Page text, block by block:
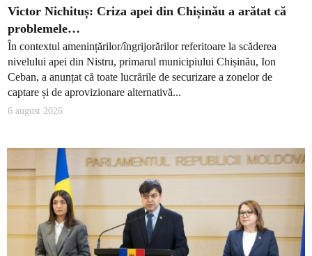
Victor Nichituș: Criza apei din Chișinău a arătat că
problemele…
În contextul amenințărilor/îngrijorărilor referitoare la scăderea
nivelului apei din Nistru, primarul municipiului Chișinău, Ion
Ceban, a anunțat că toate lucrările de securizare a zonelor de
captare și de aprovizionare alternativă...
6 august 2026